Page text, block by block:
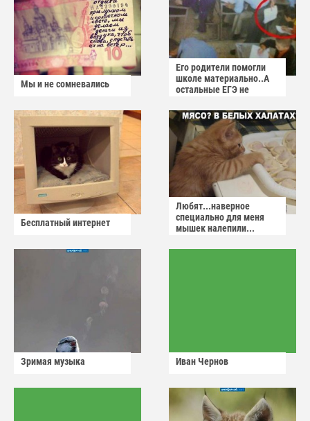
Мы и не сомневались
Его родители помогли
школе материально..А
остальные ЕГЭ не
Бесплатный интернет
Любят...наверное
специально для меня
мышек налепили...
Зримая музыка Иван Чернов